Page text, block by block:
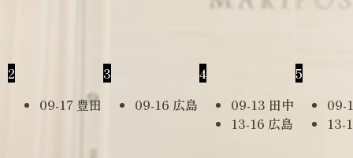
2
09-17 豊田
3
09-16 広島
4
09-13 田中
13-16 広島
5
09-
13-